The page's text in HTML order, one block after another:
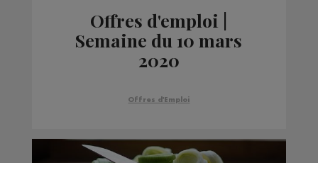
Offres d'emploi |
Semaine du 10 mars
2020
Offres d'Emploi